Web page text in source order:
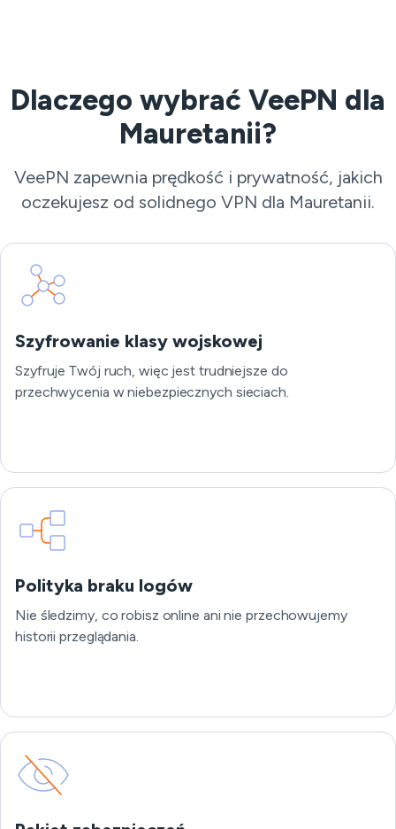
Dlaczego wybrać VeePN dla
Mauretanii?
VeePN zapewnia prędkość i prywatność, jakich
oczekujesz od solidnego VPN dla Mauretanii.
Szyfrowanie klasy wojskowej
Szyfruje Twój ruch, więc jest trudniejsze do
przechwycenia w niebezpiecznych sieciach.
Polityka braku logów
Nie śledzimy, co robisz online ani nie przechowujemy
historii przeglądania.